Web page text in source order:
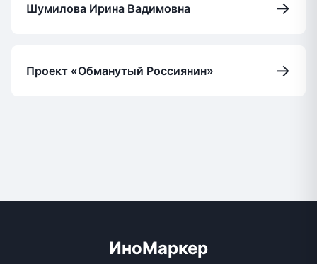
Шумилова Ирина Вадимовна →
Проект «Обманутый Россиянин» →
ИноМаркер